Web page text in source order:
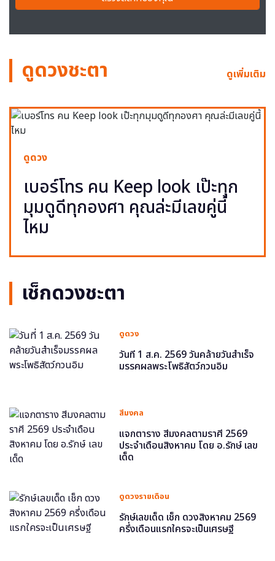
ดูดวงชะตา ดูเพิ่มเติม
ดูดวง
เบอร์โทร คน Keep look เป๊ะทุก
มุมดูดีทุกองศา คุณล่ะมีเลขคู่นี้
ไหม
เช็กดวงชะตา
ดูดวง
วันที่ 1 ส.ค. 2569 วันคล้ายวันสำเร็จ
มรรคผลพระโพธิสัตว์กวนอิม
สีมงคล
แจกตาราง สีมงคลตามราศี 2569
ประจำเดือนสิงหาคม โดย อ.รักษ์ เลข
เด็ด
ดูดวงรายเดือน
รักษ์เลขเด็ด เช็ก ดวงสิงหาคม 2569
ครึ่งเดือนแรกใครจะเป็นเศรษฐี